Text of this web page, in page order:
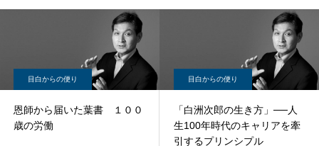
目白からの便り
恩師から届いた葉書 １００
歳の労働
目白からの便り
「白洲次郎の生き方」──人
生100年時代のキャリアを牽
引するプリンシプル